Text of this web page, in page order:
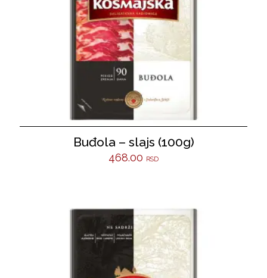
Buđola – slajs (100g)
468.00 RSD